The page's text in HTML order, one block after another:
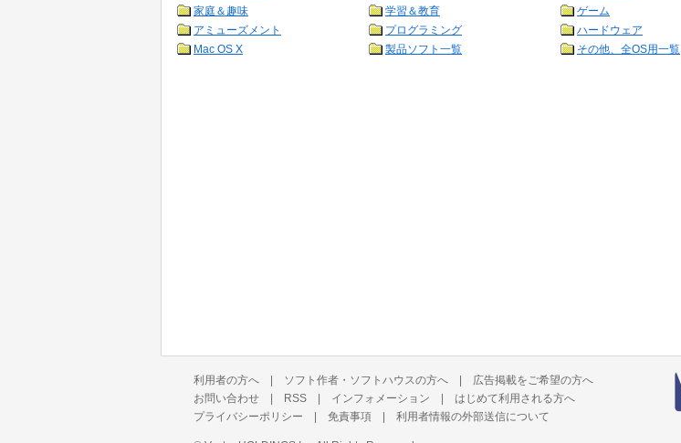
家庭＆趣味
学習＆教育
ゲーム
アミューズメント
プログラミング
ハードウェア
Mac OS X
製品ソフト一覧 その他、全OS用一覧
利用者の方へ | ソフト作者・ソフトハウスの方へ | 広告掲載をご希望の方へ
お問い合わせ | RSS | インフォメーション | はじめて利用される方へ
プライバシーポリシー | 免責事項 | 利用者情報の外部送信について